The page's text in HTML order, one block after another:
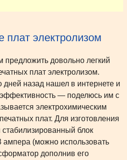
плат электролизом
довольно легкий
плат электролизом.
дней назад нашел в интернете и
— поделюсь им с
электрохимическим
плат. Для изготовления
блок
ампера (можно использовать
дополнив его